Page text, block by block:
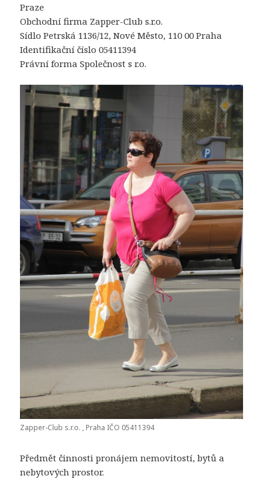
Praze
Obchodní firma Zapper-Club s.r.o.
Sídlo Petrská 1136/12, Nové Město, 110 00 Praha
Identifikační číslo 05411394
Právní forma Společnost s r.o.
Zapper-Club s.r.o. , Praha IČO 05411394
Předmět činnosti pronájem nemovitostí, bytů a
nebytových prostor.